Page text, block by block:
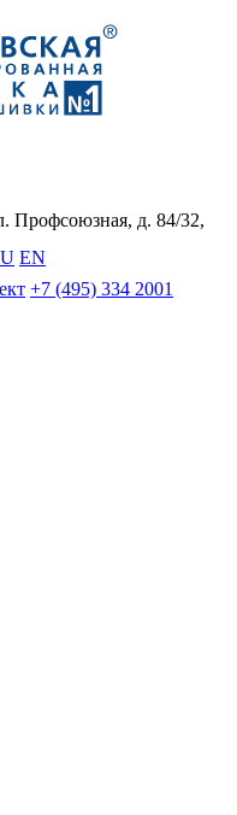
Профсоюзная, д. 84/32,
EN
+7 (495) 334 2001